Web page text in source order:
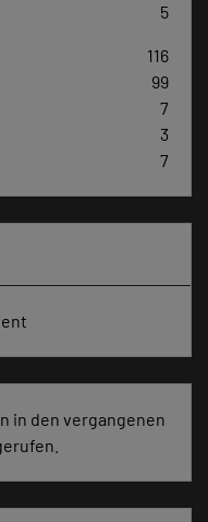
5
116
99
7
3
7
in den vergangenen